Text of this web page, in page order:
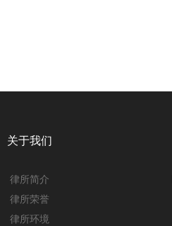
关于我们
律所简介
律所荣誉
律所环境